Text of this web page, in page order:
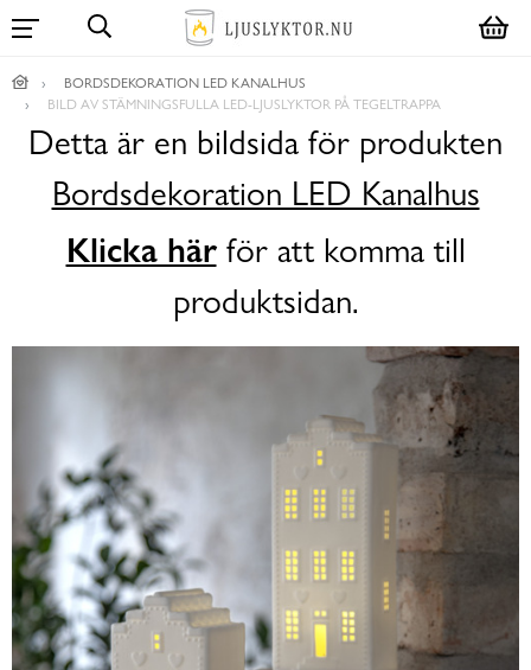
BORDSDEKORATION LED KANALHUS
BILD AV STÄMNINGSFULLA LED-LJUSLYKTOR PÅ TEGELTRAPPA
Detta är en bildsida för produkten
Bordsdekoration LED Kanalhus
Klicka härför att komma till
produktsidan.